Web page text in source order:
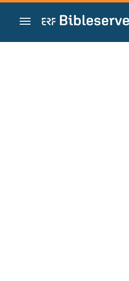
Zum Inhalt springen